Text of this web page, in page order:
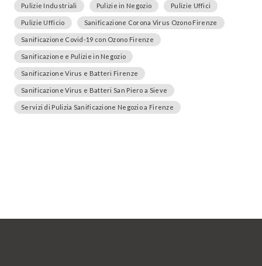
Pulizie Industriali Pulizie in Negozio Pulizie Uffici
Pulizie Ufficio Sanificazione Corona Virus Ozono Firenze
Sanificazione Covid-19 con Ozono Firenze
Sanificazione e Pulizie in Negozio
Sanificazione Virus e Batteri Firenze
Sanificazione Virus e Batteri San Piero a Sieve
Servizi di Pulizia Sanificazione Negozio a Firenze